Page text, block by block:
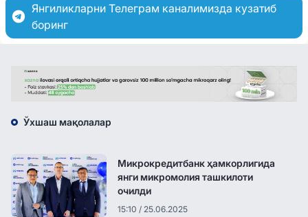
Янгиликларни Телеграм каналимизда кузатиб
боринг
Ўхшаш мақолалар
Микрокредитбанк ҳамкорлигида
янги микромолия ташкилоти
очилди
15:10 / 25.06.2025